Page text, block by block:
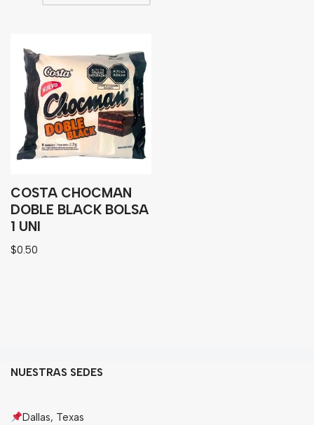
Básicos de Cocina
Granos
Harinas
Edulcorante
Enlatados
Sopas
Atoles
Golosinas
Bebidas
COSTA CHOCMAN
DOBLE BLACK BOLSA
1 UNI
$0.50
NUESTRAS SEDES
Dallas, Texas